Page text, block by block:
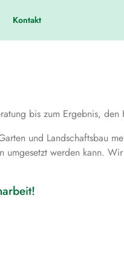
Kontakt
bis zum Ergebnis, den
und Landschaftsbau
werden kann.